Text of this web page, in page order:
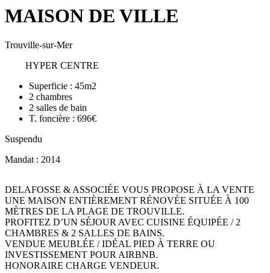
MAISON DE VILLE
Trouville-sur-Mer
HYPER CENTRE
Superficie : 45m2
2 chambres
2 salles de bain
T. foncière : 696€
Suspendu
Mandat : 2014
DELAFOSSE & ASSOCIÉE VOUS PROPOSE À LA VENTE
UNE MAISON ENTIÈREMENT RÉNOVÉE SITUÉE À 100
MÈTRES DE LA PLAGE DE TROUVILLE.
PROFITEZ D’UN SÉJOUR AVEC CUISINE ÉQUIPÉE / 2
CHAMBRES & 2 SALLES DE BAINS.
VENDUE MEUBLÉE / IDÉAL PIED À TERRE OU
INVESTISSEMENT POUR AIRBNB.
HONORAIRE CHARGE VENDEUR.